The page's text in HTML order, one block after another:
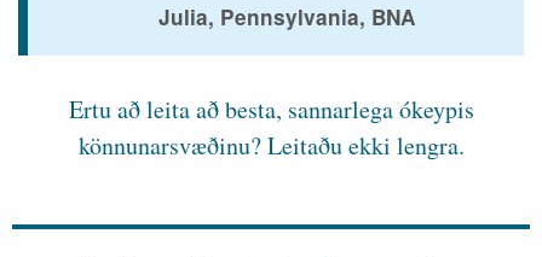
Julia, Pennsylvania, BNA
Ertu að leita að besta, sannarlega ókeypis
könnunarsvæðinu?Leitaðu ekki lengra.